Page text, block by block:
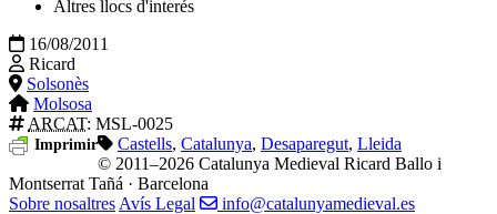
Altres llocs d'interés
16/08/2011
Ricard
Solsonès
Molsosa
ARCAT: MSL-0025
Imprimir Castells, Catalunya, Desaparegut, Lleida
© 2011–2026 Catalunya Medieval Ricard Ballo i
Montserrat Tañá · Barcelona
Sobre nosaltres Avís Legal
info@catalunyamedieval.es